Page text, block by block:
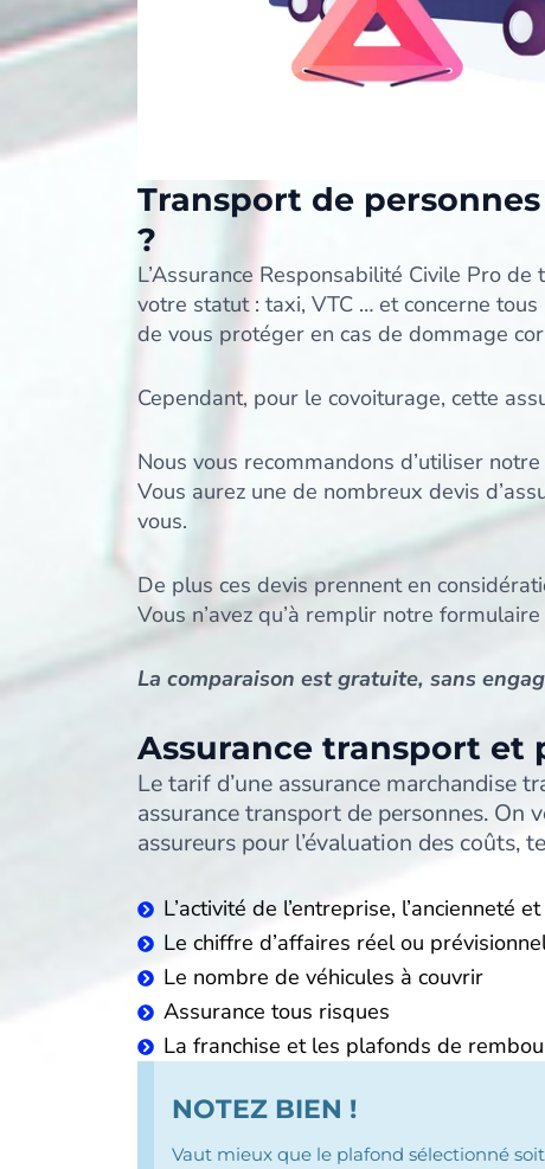
Transport de
?
L’Assurance Responsabilité Civile Pro
votre statut : taxi, VTC … et concerne
de vous protéger en cas de dommage
Cependant, pour le covoiturage, cette
Nous vous recommandons d’utiliser
Vous aurez une de nombreux devis
vous.
De plus ces devis prennent en
Vous n’avez qu’à remplir notre
La comparaison est gratuite, sans
Assurance transport et
Le tarif d’une assurance marchandise
assurance transport de personnes. On
assureurs pour l’évaluation des coûts,
L’activité de l’entreprise, l’ancienneté
Le chiffre d’affaires réel ou
Le nombre de véhicules à couvrir
Assurance tous risques
La franchise et les plafonds de
NOTEZ BIEN !
Vaut mieux que le plafond sélectionné